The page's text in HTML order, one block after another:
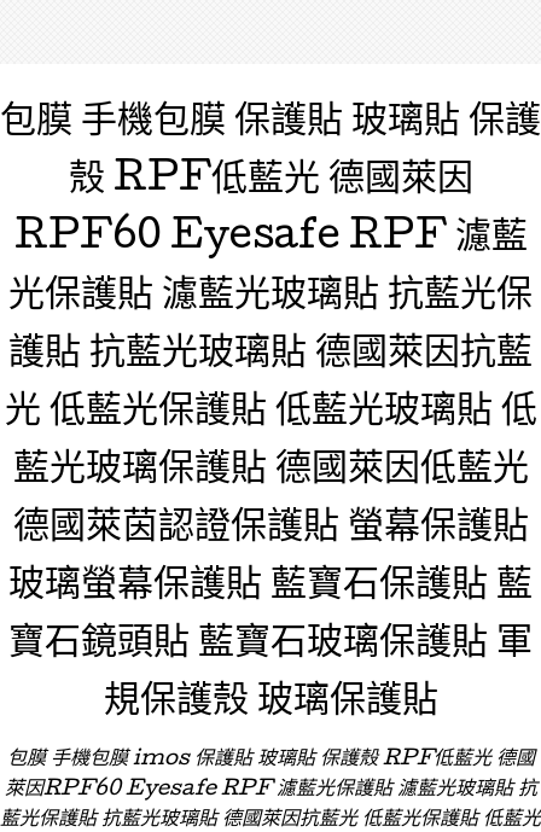
包膜 手機包膜 保護貼 玻璃貼 保護
殼 RPF低藍光 德國萊因
RPF60 Eyesafe RPF 濾藍
光保護貼 濾藍光玻璃貼 抗藍光保
護貼 抗藍光玻璃貼 德國萊因抗藍
光 低藍光保護貼 低藍光玻璃貼 低
藍光玻璃保護貼 德國萊因低藍光
德國萊茵認證保護貼 螢幕保護貼
玻璃螢幕保護貼 藍寶石保護貼 藍
寶石鏡頭貼 藍寶石玻璃保護貼 軍
規保護殼 玻璃保護貼
包膜 手機包膜 imos 保護貼 玻璃貼 保護殼 RPF低藍光 德國
萊因RPF60 Eyesafe RPF 濾藍光保護貼 濾藍光玻璃貼 抗
藍光保護貼 抗藍光玻璃貼 德國萊因抗藍光 低藍光保護貼 低藍光